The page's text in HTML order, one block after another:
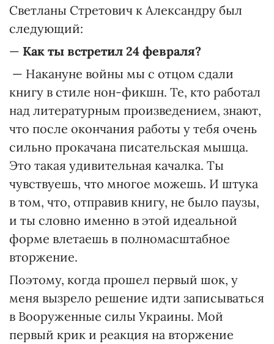
Светланы Стретович к Александру был
следующий:
— Как ты встретил 24 февраля?
— Накануне войны мы с отцом сдали
книгу в стиле нон-фикшн. Те, кто работал
над литературным произведением, знают,
что после окончания работы у тебя очень
сильно прокачана писательская мышца.
Это такая удивительная качалка. Ты
чувствуешь, что многое можешь. И штука
в том, что, отправив книгу, не было паузы,
и ты словно именно в этой идеальной
форме влетаешь в полномасштабное
вторжение.
Поэтому, когда прошел первый шок, у
меня вызрело решение идти записываться
в Вооруженные силы Украины. Мой
первый крик и реакция на вторжение